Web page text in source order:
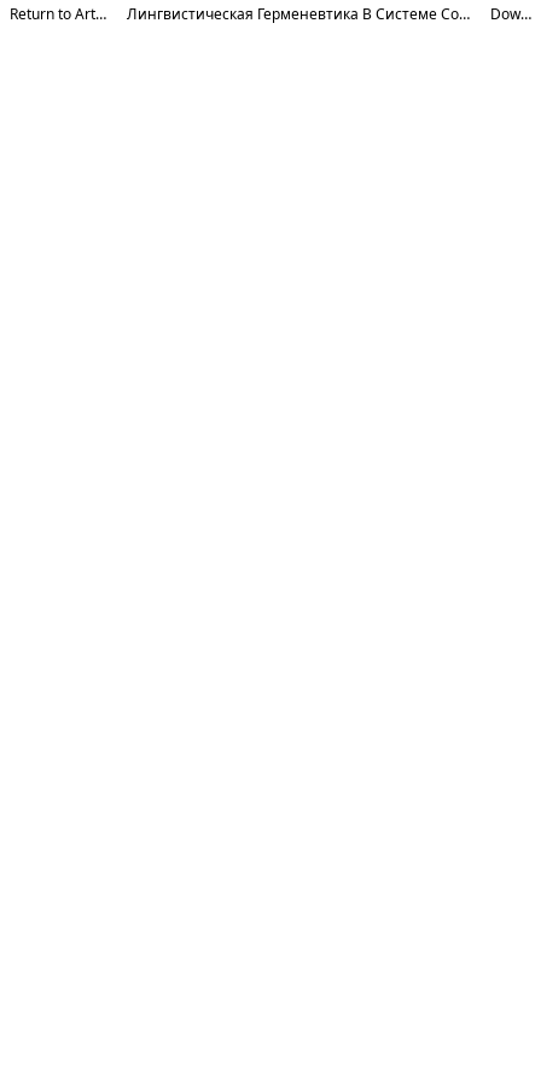
Return to Article Details Лингвистическая Герменевтика В Системе Современных Гуманитарных Наук Download